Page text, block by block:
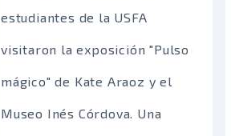
estudiantes de la USFA
visitaron la exposición "Pulso
mágico" de Kate Araoz y el
Museo Inés Córdova. Una